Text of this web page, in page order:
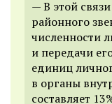
— В этой
районного
численности
и передачи
единиц
в органы
составляет